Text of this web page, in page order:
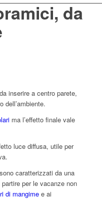
da
inserire a centro parete,
dell’ambiente.
ma l’effetto finale vale
luce diffusa, utile per
caratterizzati da una
per le vacanze non
di mangimee ai